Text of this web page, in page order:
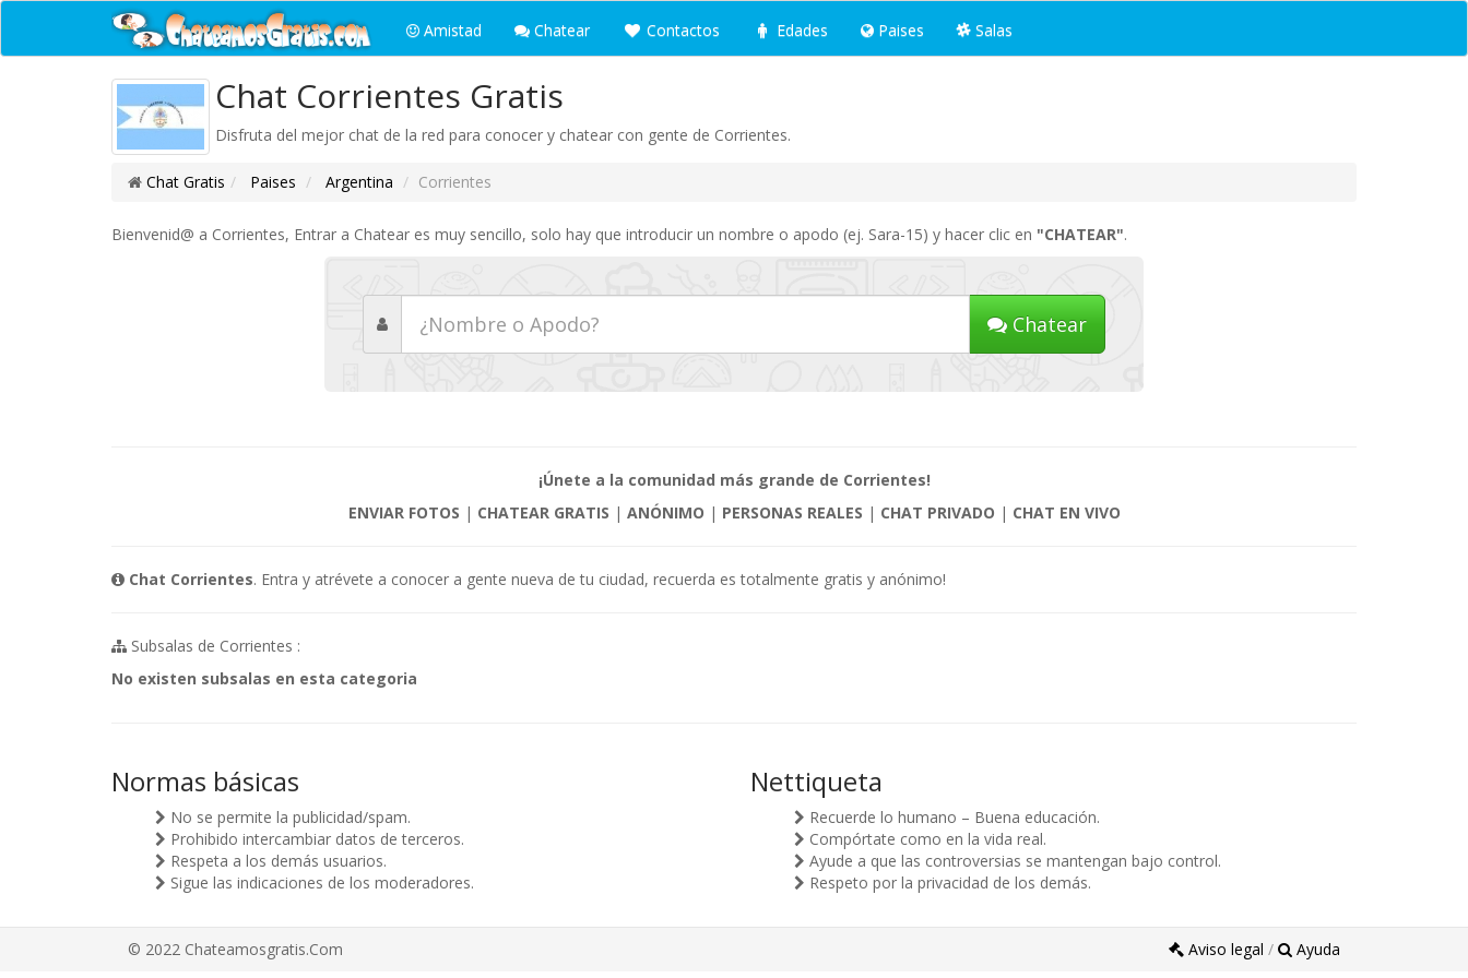
Amistad Chatear Contactos Edades Paises Salas
Chat Corrientes Gratis
Disfruta del mejor chat de la red para conocer y chatear con gente de Corrientes.
Chat Gratis Paises Argentina Corrientes
Bienvenid@ a Corrientes, Entrar a Chatear es muy sencillo, solo hay que introducir un nombre o apodo (ej. Sara-15) y hacer clic en "CHATEAR".
Chatear
¡Únete a la comunidad más grande de Corrientes!
ENVIAR FOTOS | CHATEAR GRATIS | ANÓNIMO | PERSONAS REALES | CHAT PRIVADO | CHAT EN VIVO
Chat Corrientes. Entra y atrévete a conocer a gente nueva de tu ciudad, recuerda es totalmente gratis y anónimo!
Subsalas de Corrientes :
No existen subsalas en esta categoria
Normas básicas
No se permite la publicidad/spam.
Prohibido intercambiar datos de terceros.
Respeta a los demás usuarios.
Sigue las indicaciones de los moderadores.
Nettiqueta
Recuerde lo humano – Buena educación.
Compórtate como en la vida real.
Ayude a que las controversias se mantengan bajo control.
Respeto por la privacidad de los demás.
© 2022 Chateamosgratis.Com Aviso legal / Ayuda